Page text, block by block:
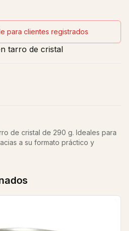
para clientes registrados
tarro de cristal
de cristal de 290 g. Ideales para
a su formato práctico y